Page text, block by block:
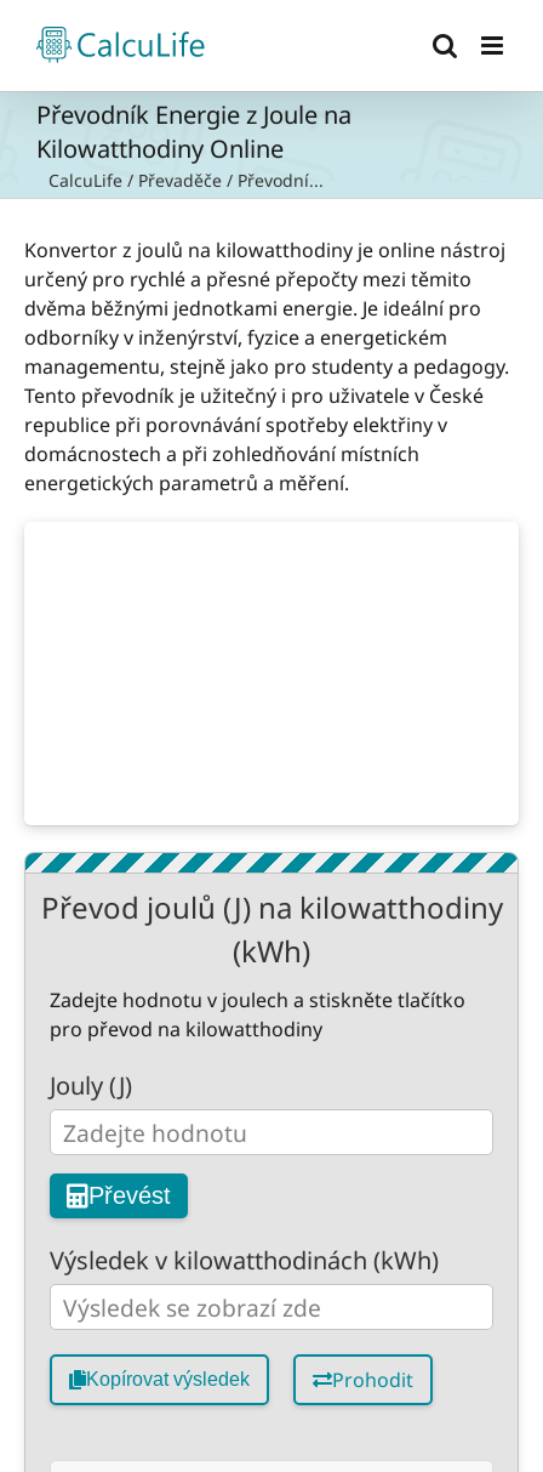
obsah
Převodník Energie z Joule na
Kilowatthodiny Online
CalcuLife / Převaděče / Převodní...
Konvertor z joulů na kilowatthodiny je online nástroj
určený pro rychlé a přesné přepočty mezi těmito
dvěma běžnými jednotkami energie. Je ideální pro
odborníky v inženýrství, fyzice a energetickém
managementu, stejně jako pro studenty a pedagogy.
Tento převodník je užitečný i pro uživatele v České
republice při porovnávání spotřeby elektřiny v
domácnostech a při zohledňování místních
energetických parametrů a měření.
Převod joulů (J) na kilowatthodiny
(kWh)
Zadejte hodnotu v joulech a stiskněte tlačítko
pro převod na kilowatthodiny
Jouly (J)
Převést
Výsledek v kilowatthodinách (kWh)
Kopírovat výsledek Prohodit